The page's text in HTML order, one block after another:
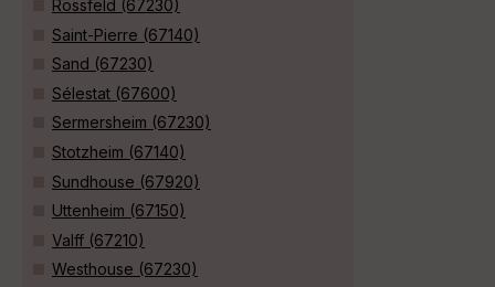
Rossfeld (67230)
Saint-Pierre (67140)
Sand (67230)
Sélestat (67600)
Sermersheim (67230)
Stotzheim (67140)
Sundhouse (67920)
Uttenheim (67150)
Valff (67210)
Westhouse (67230)